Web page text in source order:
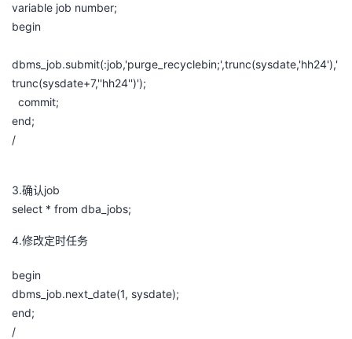
我
的
博
我
的
我
子直的
动
我
关
的
我
variable job number;
begin
dbms_job.submit(:job,'purge_recyclebin;',trunc(sysdate,'hh24'),'
trunc(sysdate+7,''hh24'')');
commit;
end;
/
3.确认job
select * from dba_jobs;
4.修改定时任务
begin
dbms_job.next_date(1, sysdate);
end;
/